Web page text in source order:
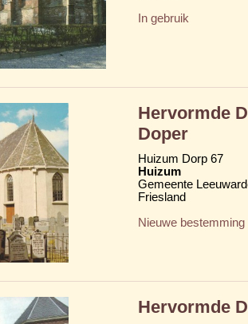
In gebruik
Hervormde
Doper
Huizum Dorp 67
Huizum
Gemeente
Friesland
Nieuwe bestemming
Hervormde